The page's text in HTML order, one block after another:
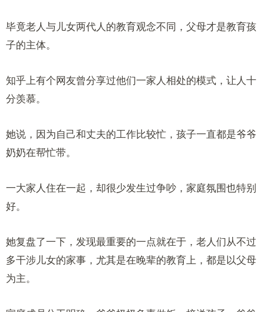
毕竟老人与儿女两代人的教育观念不同，父母才是教育孩
子的主体。
知乎上有个网友曾分享过他们一家人相处的模式，让人十
分羡慕。
她说，因为自己和丈夫的工作比较忙，孩子一直都是爷爷
奶奶在帮忙带。
一大家人住在一起，却很少发生过争吵，家庭氛围也特别
好。
她复盘了一下，发现最重要的一点就在于，老人们从不过
多干涉儿女的家事，尤其是在晚辈的教育上，都是以父母
为主。